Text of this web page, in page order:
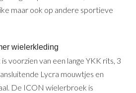
maar ook op andere sportieve
wielerkleding
voorzien van een lange YKK rits, 3
Lycra mouwtjes en
De ICON wielerbroek is